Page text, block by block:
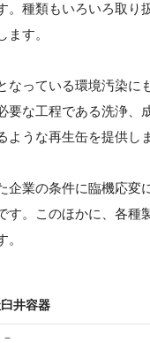
。種類もいろいろ取
ます。
なっている環境汚染
要な工程である洗浄、
ような再生缶を提供し
企業の条件に臨機応変
す。このほかに、各種
井容器
－